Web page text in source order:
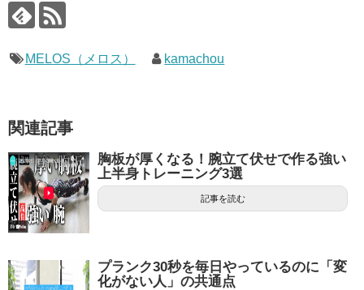
MELOS（メロス） kamachou
関連記事
胸板が厚くなる！腕立て伏せで作る強い
上半身トレーニング3選
記事を読む
プランク30秒を毎日やっているのに「変
化がない人」の共通点